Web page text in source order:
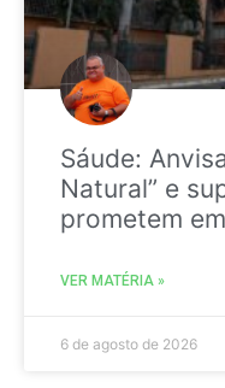
Sáude:
Natural” e
prometem
VER MATÉRIA »
6 de agosto de 2026